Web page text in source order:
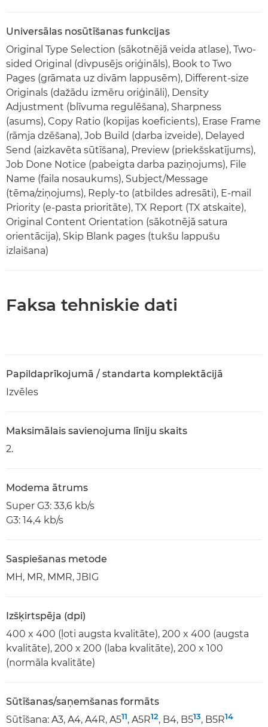
Universālas nosūtīšanas funkcijas
Original Type Selection (sākotnējā veida atlase), Two-
sided Original (divpusējs oriģināls), Book to Two
Pages (grāmata uz divām lappusēm), Different-size
Originals (dažādu izmēru oriģināli), Density
Adjustment (blīvuma regulēšana), Sharpness
(asums), Copy Ratio (kopijas koeficients), Erase Frame
(rāmja dzēšana), Job Build (darba izveide), Delayed
Send (aizkavēta sūtīšana), Preview (priekšskatījums),
Job Done Notice (pabeigta darba paziņojums), File
Name (faila nosaukums), Subject/Message
(tēma/ziņojums), Reply-to (atbildes adresāti), E-mail
Priority (e-pasta prioritāte), TX Report (TX atskaite),
Original Content Orientation (sākotnējā satura
orientācija), Skip Blank pages (tukšu lappušu
izlaišana)
Faksa tehniskie dati
Papildaprīkojumā / standarta komplektācijā
Izvēles
Maksimālais savienojuma līniju skaits
2.
Modema ātrums
Super G3: 33,6 kb/s
G3: 14,4 kb/s
Saspiešanas metode
MH, MR, MMR, JBIG
Izšķirtspēja (dpi)
400 x 400 (ļoti augsta kvalitāte), 200 x 400 (augsta
kvalitāte), 200 x 200 (laba kvalitāte), 200 x 100
(normāla kvalitāte)
Sūtīšanas/saņemšanas formāts
Sūtīšana: A3, A4, A4R, A511, A5R12, B4, B513, B5R14